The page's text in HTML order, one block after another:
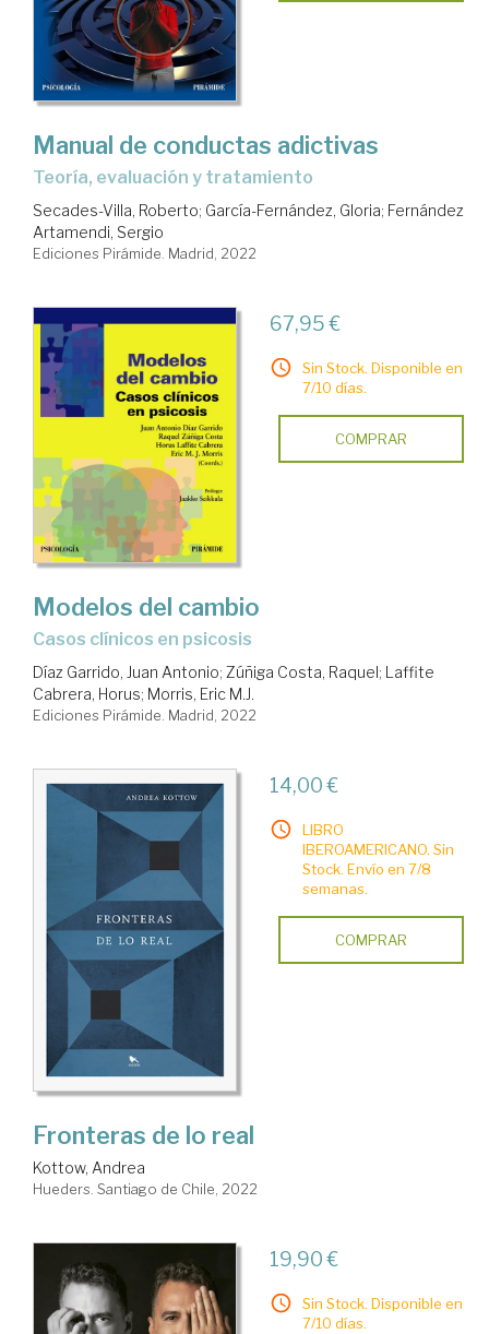
Manual de conductas adictivas
teoría, evaluación y tratamiento
Secades-Villa, Roberto; García-Fernández, Gloria; Fernández
Artamendi, Sergio
Ediciones Pirámide. Madrid, 2022
67,95 €
Sin Stock. Disponible en
7/10 días.
COMPRAR
Modelos del cambio
casos clínicos en psicosis
Díaz Garrido, Juan Antonio; Zúñiga Costa, Raquel; Laffite
Cabrera, Horus; Morris, Eric M.J.
Ediciones Pirámide. Madrid, 2022
14,00 €
LIBRO
IBEROAMERICANO. Sin
Stock. Envío en 7/8
semanas.
COMPRAR
Fronteras de lo real
Kottow, Andrea
Hueders. Santiago de Chile, 2022
19,90 €
Sin Stock. Disponible en
7/10 días.